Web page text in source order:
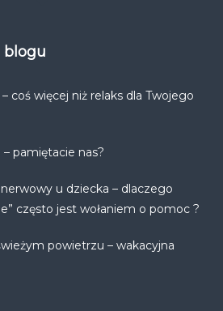
blogu
coś więcej niż relaks dla Twojego
pamiętacie nas?
u dziecka – dlaczego
często jest wołaniem o pomoc ?
powietrzu – wakacyjna